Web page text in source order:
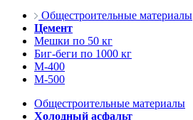
Общестроительные материалы
Цемент
Мешки по 50 кг
Биг-беги по 1000 кг
М-400
М-500
Общестроительные материалы
Холодный асфальт